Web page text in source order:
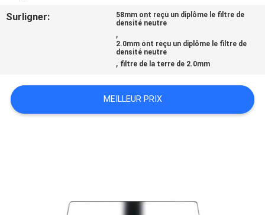
DEMANDEZ
PLAN
DU
Surligner:
58mm ont reçu un diplôme le filtre de
densité neutre
,
2.0mm ont reçu un diplôme le filtre de
densité neutre
, filtre de la terre de 2.0mm
MEILLEUR PRIX